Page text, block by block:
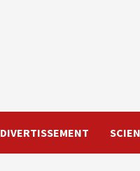
DIVERTISSEMENT